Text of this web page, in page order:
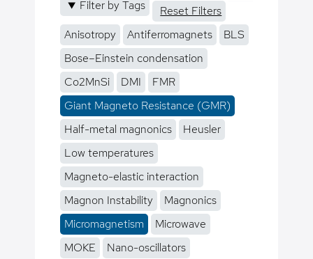
Filter by Tags
Reset Filters
Anisotropy
Antiferromagnets
BLS
Bose–Einstein condensation
Co2MnSi
DMI
FMR
Giant Magneto Resistance (GMR)
Half-metal magnonics
Heusler
Low temperatures
Magneto-elastic interaction
Magnon Instability
Magnonics
Micromagnetism
Microwave
MOKE
Nano-oscillators